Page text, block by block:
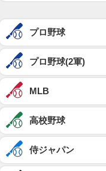
プロ野球
プロ野球(2軍)
MLB
高校野球
侍ジャパン